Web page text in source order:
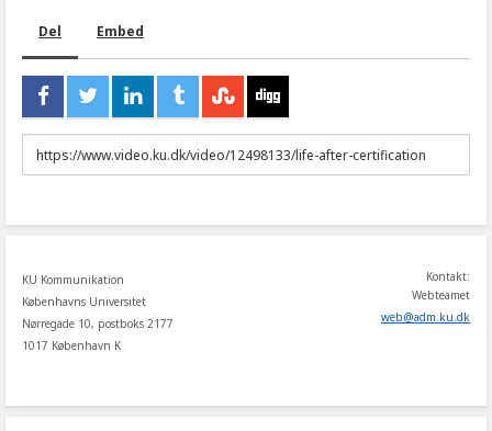
Del Embed
URL
to
KU Kommunikation
Københavns Universitet
Nørregade 10, postboks 2177
1017 København K
Kontakt:
Webteamet
web@adm.ku.dk